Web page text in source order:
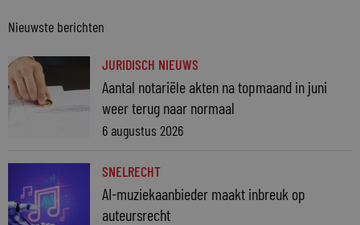
Nieuwste berichten
JURIDISCH NIEUWS
Aantal notariële akten na topmaand in juni
weer terug naar normaal
6 augustus 2026
SNELRECHT
AI-muziekaanbieder maakt inbreuk op
auteursrecht